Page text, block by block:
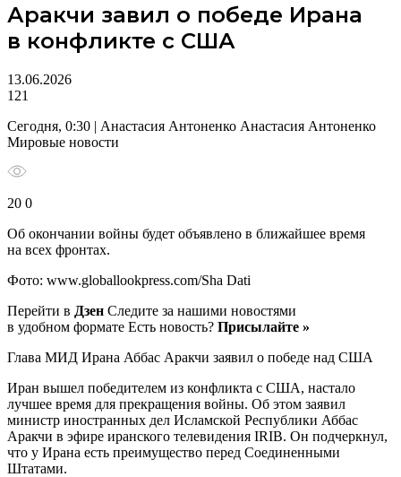
Аракчи завил о победе Ирана
в конфликте с США
13.06.2026
121
Сегодня, 0:30 | Анастасия Антоненко Анастасия Антоненко
Мировые новости
20 0
Об окончании войны будет объявлено в ближайшее время
на всех фронтах.
Фото: www.globallookpress.com/Sha Dati
Перейти в Дзен Следите за нашими новостями
в удобном формате Есть новость? Присылайте »
Глава МИД Ирана Аббас Аракчи заявил о победе над США
Иран вышел победителем из конфликта с США, настало
лучшее время для прекращения войны. Об этом заявил
министр иностранных дел Исламской Республики Аббас
Аракчи в эфире иранского телевидения IRIB. Он подчеркнул,
что у Ирана есть преимущество перед Соединенными
Штатами.